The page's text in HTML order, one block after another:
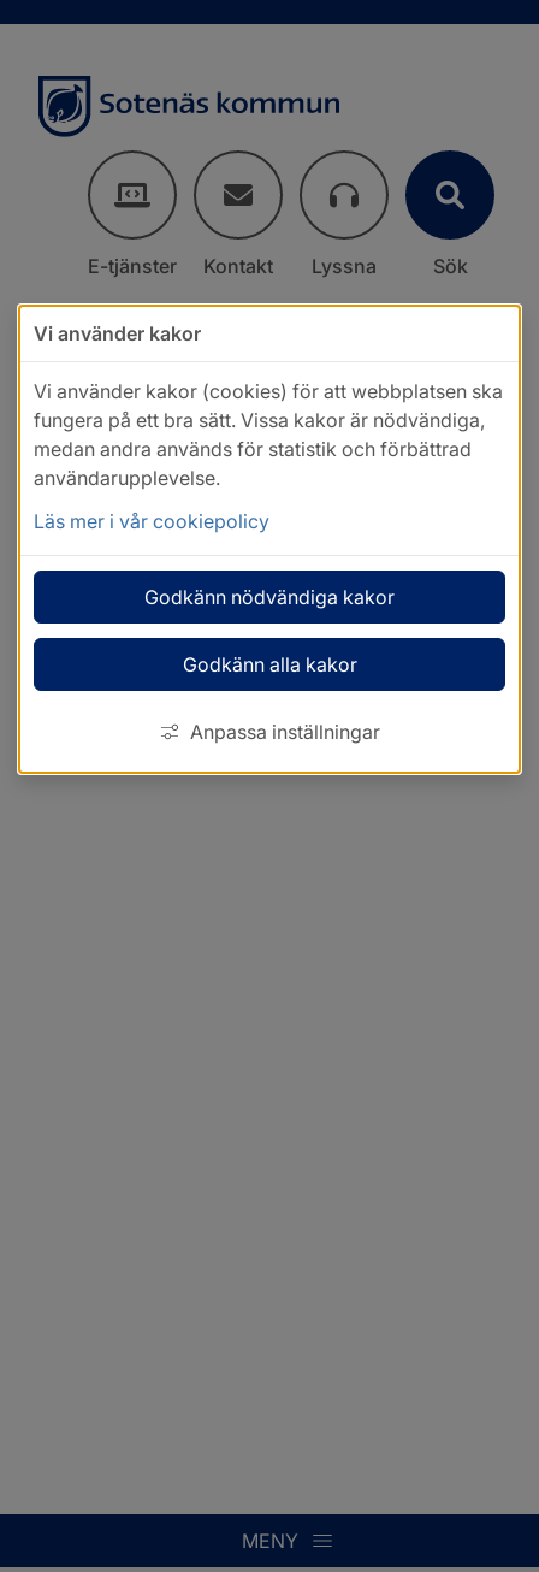
E-tjänster Kontakt Lyssna Sök
MENY
Vi använder kakor
Vi använder kakor (cookies) för att webbplatsen ska
fungera på ett bra sätt. Vissa kakor är nödvändiga,
medan andra används för statistik och förbättrad
användarupplevelse.
Läs mer i vår cookiepolicy
Godkänn nödvändiga kakor
Godkänn alla kakor
Anpassa inställningar